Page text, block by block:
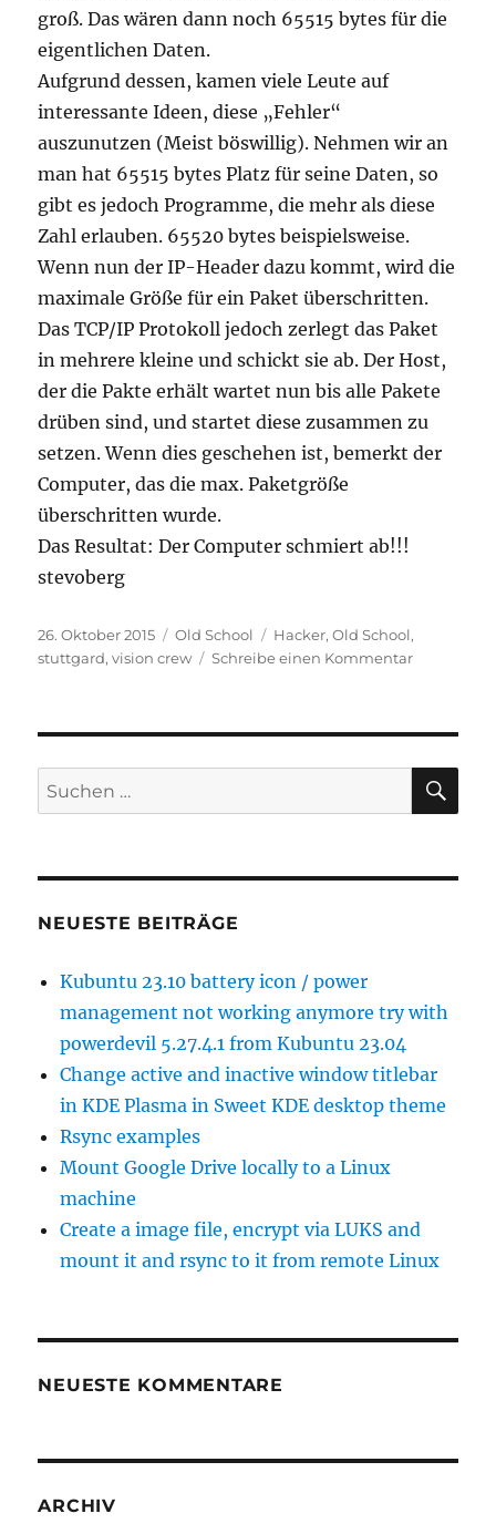
groß. Das wären dann noch 65515 bytes für die
eigentlichen Daten.
Aufgrund dessen, kamen viele Leute auf
interessante Ideen, diese „Fehler“
auszunutzen (Meist böswillig). Nehmen wir an
man hat 65515 bytes Platz für seine Daten, so
gibt es jedoch Programme, die mehr als diese
Zahl erlauben. 65520 bytes beispielsweise.
Wenn nun der IP-Header dazu kommt, wird die
maximale Größe für ein Paket überschritten.
Das TCP/IP Protokoll jedoch zerlegt das Paket
in mehrere kleine und schickt sie ab. Der Host,
der die Pakte erhält wartet nun bis alle Pakete
drüben sind, und startet diese zusammen zu
setzen. Wenn dies geschehen ist, bemerkt der
Computer, das die max. Paketgröße
überschritten wurde.
Das Resultat: Der Computer schmiert ab!!!
stevoberg
Veröffentlicht
am
26. Oktober 2015 Kategorien
Old School Schlagwörter
Hacker,Old School,
stuttgard,vision crew Schreibe einen Kommentarzu
Suchen
nach:
NEUESTE BEITRÄGE
Kubuntu 23.10 battery icon / power
management not working anymore try with
powerdevil 5.27.4.1 from Kubuntu 23.04
Change active and inactive window titlebar
in KDE Plasma in Sweet KDE desktop theme
Rsync examples
Mount Google Drive locally to a Linux
machine
Create a image file, encrypt via LUKS and
mount it and rsync to it from remote Linux
NEUESTE KOMMENTARE
ARCHIV